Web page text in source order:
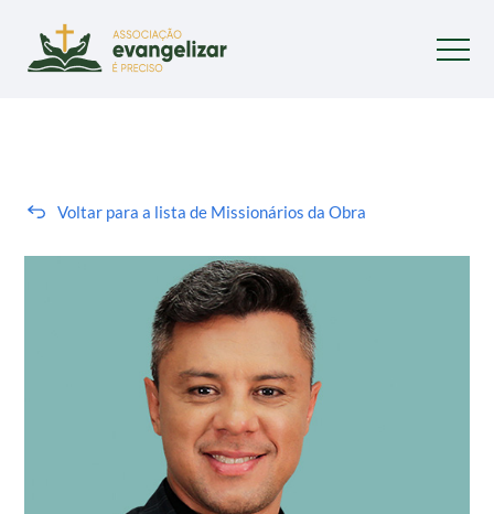
Voltar para a lista de Missionários da Obra